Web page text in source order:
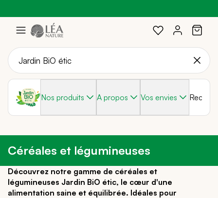
Nos produits A propos Vos envies
Céréales et légumineuses
Découvrez notre gamme de céréales et
légumineuses Jardin BiO étic, le cœur d'une
alimentation saine et équilibrée. Idéales pour